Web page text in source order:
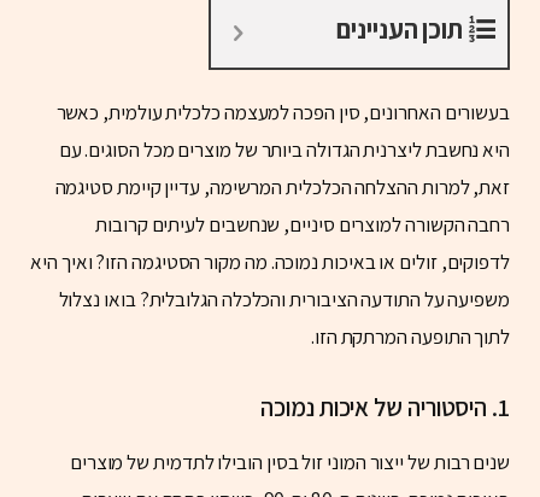
תוכן העניינים
בעשורים האחרונים, סין הפכה למעצמה כלכלית עולמית, כאשר
היא נחשבת ליצרנית הגדולה ביותר של מוצרים מכל הסוגים. עם
זאת, למרות ההצלחה הכלכלית המרשימה, עדיין קיימת סטיגמה
רחבה הקשורה למוצרים סיניים, שנחשבים לעיתים קרובות
לדפוקים, זולים או באיכות נמוכה. מה מקור הסטיגמה הזו? ואיך היא
משפיעה על התודעה הציבורית והכלכלה הגלובלית? בואו נצלול
לתוך התופעה המרתקת הזו.
1. היסטוריה של איכות נמוכה
שנים רבות של ייצור המוני זול בסין הובילו לתדמית של מוצרים